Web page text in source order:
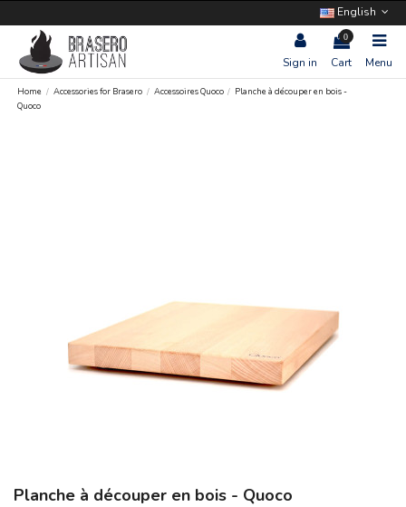
English
Sign in
0
Cart Menu
Home Accessories for Brasero Accessoires Quoco
Planche à découper en bois -
Quoco
Planche à découper en bois - Quoco